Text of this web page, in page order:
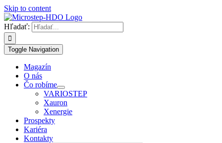
Skip to content
Hľadať:
Toggle Navigation
Magazín
O nás
Čo robíme
VARIOSTEP
Xauron
Xenergie
Prospekty
Kariéra
Kontakty